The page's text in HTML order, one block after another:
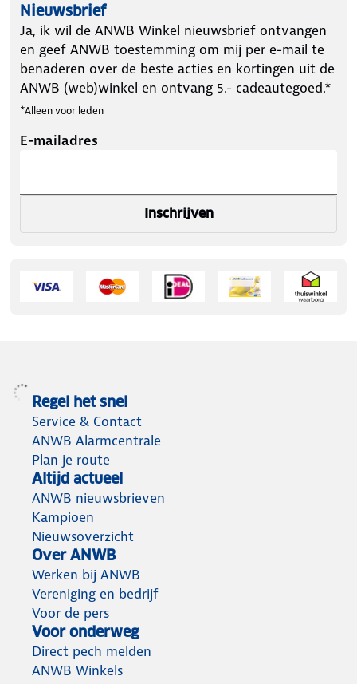
Nieuwsbrief
Ja, ik wil de ANWB Winkel nieuwsbrief ontvangen
en geef ANWB toestemming om mij per e-mail te
benaderen over de beste acties en kortingen uit de
ANWB (web)winkel en ontvang 5.- cadeautegoed.*
*Alleen voor leden
E-mailadres
Inschrijven
Regel het snel
Service & Contact
ANWB Alarmcentrale
Plan je route
Altijd actueel
ANWB nieuwsbrieven
Kampioen
Nieuwsoverzicht
Over ANWB
Werken bij ANWB
Vereniging en bedrijf
Voor de pers
Voor onderweg
Direct pech melden
ANWB Winkels